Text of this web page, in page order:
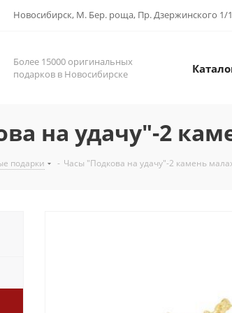
Новосибирск, М. Бер. роща, Пр. Дзержинского 1/1,
Более 15000 оригинальных
подарков в Новосибирске
на удачу"-2
подарки - Часы "Подкова на удачу"-2 камень